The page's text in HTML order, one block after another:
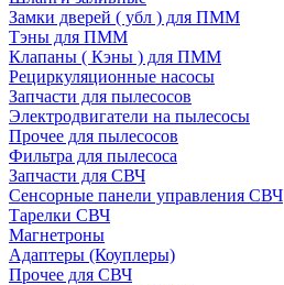
Замки дверей ( убл ) для ПММ
Тэны для ПММ
Клапаны ( Кэны ) для ПММ
Рециркуляционные насосы
Запчасти для пылесосов
Электродвигатели на пылесосы
Прочее для пылесосов
Фильтра для пылесоса
Запчасти для СВЧ
Сенсорные панели управления СВЧ
Тарелки СВЧ
Магнетроны
Адаптеры (Коуплеры)
Прочее для СВЧ